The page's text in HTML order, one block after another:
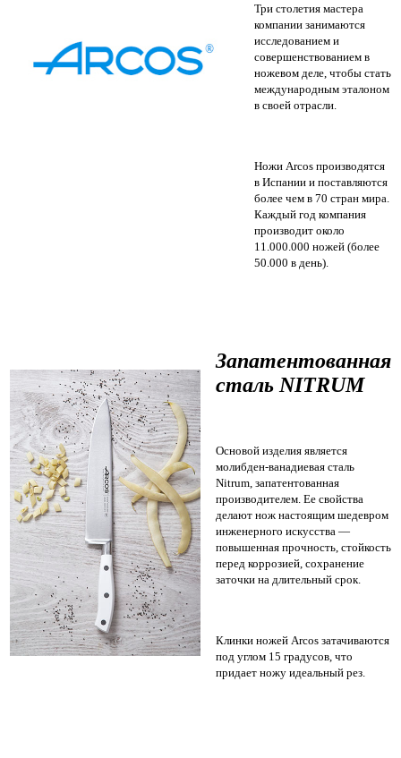
Три столетия мастера
компании занимаются
исследованием и
совершенствованием в
ножевом деле, чтобы стать
международным эталоном
в своей отрасли.
Ножи Arcos производятся
в Испании и поставляются
более чем в 70 стран мира.
Каждый год компания
производит около
11.000.000 ножей (более
50.000 в день).
Запатентованная
сталь NITRUM
Основой изделия является
молибден-ванадиевая сталь
Nitrum, запатентованная
производителем. Ее свойства
делают нож настоящим шедевром
инженерного искусства —
повышенная прочность, стойкость
перед коррозией, сохранение
заточки на длительный срок.
Клинки ножей Arcos затачиваются
под углом 15 градусов, что
придает ножу идеальный рез.